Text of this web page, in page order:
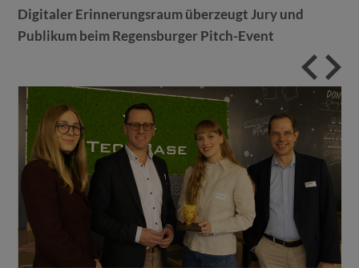
Digitaler Erinnerungsraum überzeugt Jury und
Publikum beim Regensburger Pitch-Event